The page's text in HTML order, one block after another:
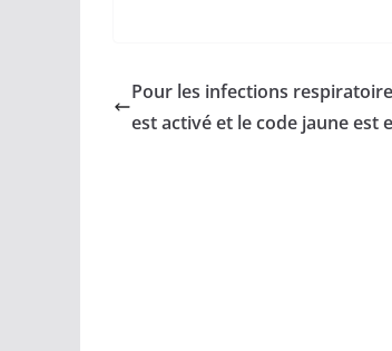
Pour les infections
est activé et le code jaune est